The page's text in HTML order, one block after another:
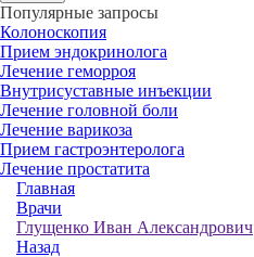
Популярные запросы
Колоноскопия
Прием эндокринолога
Лечение геморроя
Внутрисуставные инъекции
Лечение головной боли
Лечение варикоза
Прием гастроэнтеролога
Лечение простатита
Главная
Врачи
Глущенко Иван Александрович
Назад